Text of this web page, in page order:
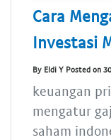
Cara
Investasi
By Eldi Y Posted on
keuangan
mengatur
saham